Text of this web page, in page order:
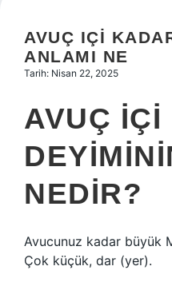
Hakkımızda
AVUÇ IÇI
ANLAMI NE
Tarih: Nisan 22, 2025
AVUÇ
NEDIR?
Avucunuz kadar büyük
Çok küçük, dar (yer).